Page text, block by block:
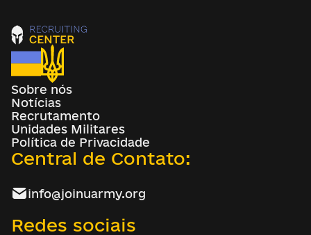
Sobre nós
Notícias
Recrutamento
Unidades Militares
Política de Privacidade
Central de Contato:
info@joinuarmy.org
Redes sociais